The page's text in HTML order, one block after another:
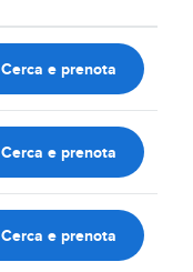
Cerca e prenota
Cerca e prenota
Cerca e prenota